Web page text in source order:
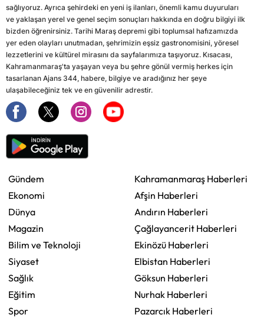
sağlıyoruz. Ayrıca şehirdeki en yeni iş ilanları, önemli kamu duyuruları
ve yaklaşan yerel ve genel seçim sonuçları hakkında en doğru bilgiyi ilk
bizden öğrenirsiniz. Tarihi Maraş depremi gibi toplumsal hafızamızda
yer eden olayları unutmadan, şehrimizin eşsiz gastronomisini, yöresel
lezzetlerini ve kültürel mirasını da sayfalarımıza taşıyoruz. Kısacası,
Kahramanmaraş'ta yaşayan veya bu şehre gönül vermiş herkes için
tasarlanan Ajans 344, habere, bilgiye ve aradığınız her şeye
ulaşabileceğiniz tek ve en güvenilir adrestir.
Gündem
Ekonomi
Dünya
Magazin
Bilim ve Teknoloji
Siyaset
Sağlık
Eğitim
Spor
Kahramanmaraş Haberleri
Afşin Haberleri
Andırın Haberleri
Çağlayancerit Haberleri
Ekinözü Haberleri
Elbistan Haberleri
Göksun Haberleri
Nurhak Haberleri
Pazarcık Haberleri